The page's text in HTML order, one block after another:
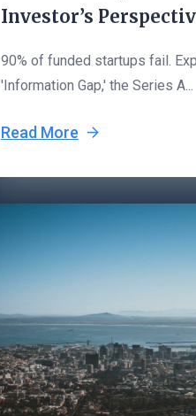
Investor’s
90% of funded startups fail.
'Information Gap,' the Series A...
Read More